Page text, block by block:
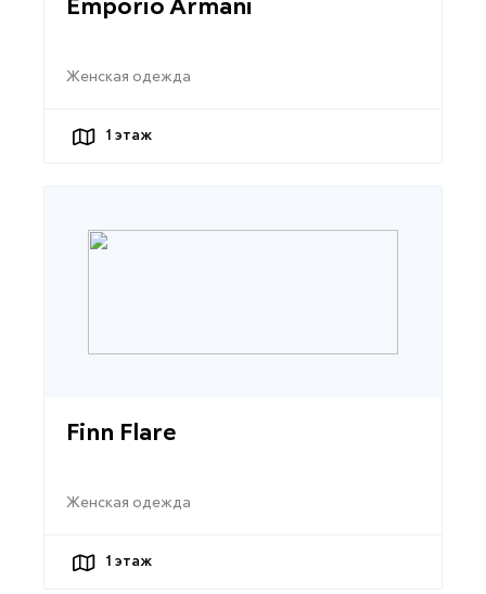
Emporio Armani
Женская одежда
1 этаж
Finn Flare
Женская одежда
1 этаж